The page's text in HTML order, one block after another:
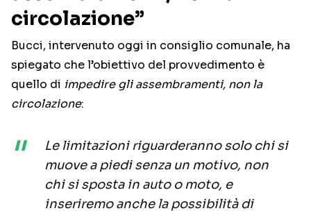
circolazione”
Bucci, intervenuto oggi in consiglio comunale, ha
spiegato che l’obiettivo del provvedimento è
quello di impedire gli assembramenti, non la
circolazione:
Le limitazioni riguarderanno solo chi si
muove a piedi senza un motivo, non
chi si sposta in auto o moto, e
inseriremo anche la possibilità di